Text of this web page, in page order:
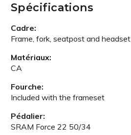
Spécifications
Cadre:
Frame, fork, seatpost and headset
Matériaux:
CA
Fourche:
Included with the frameset
Pédalier:
SRAM Force 22 50/34